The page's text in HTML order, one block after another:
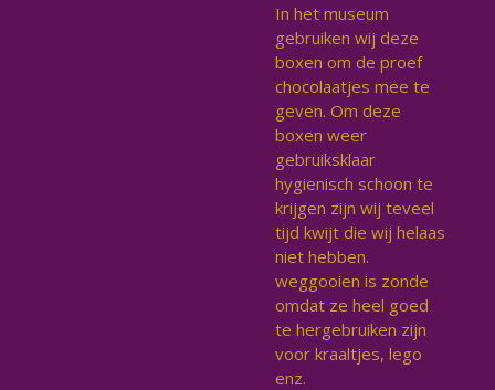
In het museum
gebruiken wij deze
boxen om de proef
chocolaatjes mee te
geven. Om deze
boxen weer
gebruiksklaar
hygienisch schoon te
krijgen zijn wij teveel
tijd kwijt die wij helaas
niet hebben.
weggooien is zonde
omdat ze heel goed
te hergebruiken zijn
voor kraaltjes, lego
enz.